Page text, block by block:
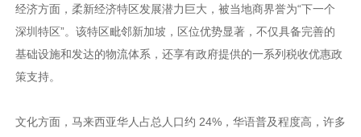
经济方面，柔新经济特区发展潜力巨大，被当地商界誉为“下一个
深圳特区”。该特区毗邻新加坡，区位优势显著，不仅具备完善的
基础设施和发达的物流体系，还享有政府提供的一系列税收优惠政
策支持。
文化方面，马来西亚华人占总人口约 24%，华语普及程度高，许多